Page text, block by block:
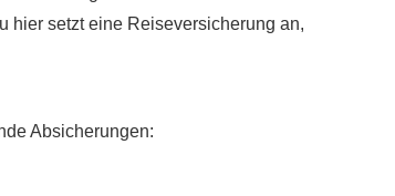
hier setzt eine Reiseversicherung an,
Absicherungen: